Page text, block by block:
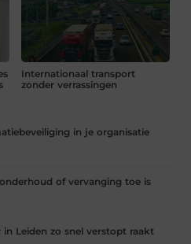
Internationaal transport
zonder verrassingen
in je organisatie
of vervanging toe is
Leiden zo snel verstopt raakt